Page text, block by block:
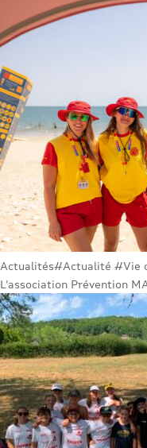
Actualités#Actualité #Vie
L’association Prévention